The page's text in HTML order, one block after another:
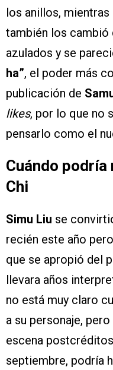
los anillos, mientras
también los cambió
azulados y se
ha”, el poder más
publicación de
likes, por lo que no
pensarlo como el
Cuándo podría
Chi
Simu Liu se
recién este año
que se apropió del
llevara años
no está muy claro
a su personaje,
escena
septiembre, podría